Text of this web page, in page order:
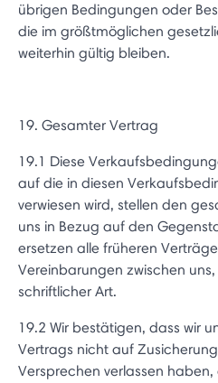
übrigen Bedingungen oder
die im größtmöglichen
weiterhin gültig bleiben.
19. Gesamter Vertrag
19.1 Diese
auf die in diesen
verwiesen wird, stellen den
uns in Bezug auf den
ersetzen alle früheren
Vereinbarungen zwischen
schriftlicher Art.
19.2 Wir bestätigen, dass wir
Vertrags nicht auf
Versprechen verlassen